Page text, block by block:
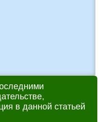
в данной статьей